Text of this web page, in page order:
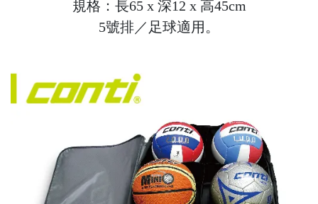
規格：長65 x 深12 x 高45cm
5號排／足球適用。